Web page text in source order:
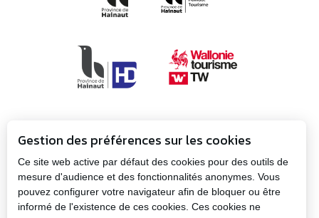
Propulsé par
la Province
Mentions
Plan
du
Gestion des préférences sur les cookies
Ce site web active par défaut des cookies pour des outils de
mesure d'audience et des fonctionnalités anonymes. Vous
pouvez configurer votre navigateur afin de bloquer ou être
informé de l'existence de ces cookies. Ces cookies ne